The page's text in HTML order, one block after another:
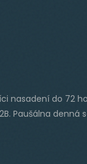
nasadení do 72
Paušálna denná